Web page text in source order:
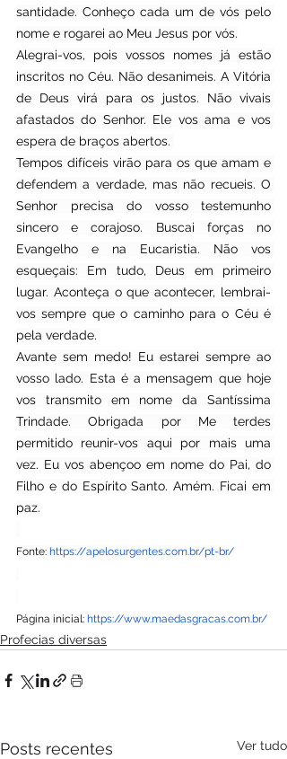
santidade. Conheço cada um de vós pelo
nome e rogarei ao Meu Jesus por vós.
Alegrai-vos, pois vossos nomes já estão
inscritos no Céu. Não desanimeis. A Vitória
de Deus virá para os justos. Não vivais
afastados do Senhor. Ele vos ama e vos
espera de braços abertos.
Tempos difíceis virão para os que amam e
defendem a verdade, mas não recueis. O
Senhor precisa do vosso testemunho
sincero e corajoso. Buscai forças no
Evangelho e na Eucaristia. Não vos
esqueçais: Em tudo, Deus em primeiro
lugar. Aconteça o que acontecer, lembrai-
vos sempre que o caminho para o Céu é
pela verdade.
Avante sem medo! Eu estarei sempre ao
vosso lado. Esta é a mensagem que hoje
vos transmito em nome da Santíssima
Trindade. Obrigada por Me terdes
permitido reunir-vos aqui por mais uma
vez. Eu vos abençoo em nome do Pai, do
Filho e do Espírito Santo. Amém. Ficai em
paz.
Fonte: https://apelosurgentes.com.br/pt-br/
Página inicial: https://www.maedasgracas.com.br/
Profecias diversas
Posts recentes Ver tudo